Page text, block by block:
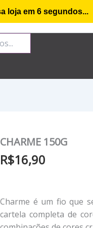
Encomenda
CHARME 150G
R$16,90
Charme é um fio que
cartela completa de
loja em 6 segundos...